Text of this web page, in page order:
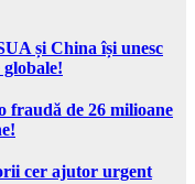
și China își unesc
fraudă de 26 milioane
cer ajutor urgent